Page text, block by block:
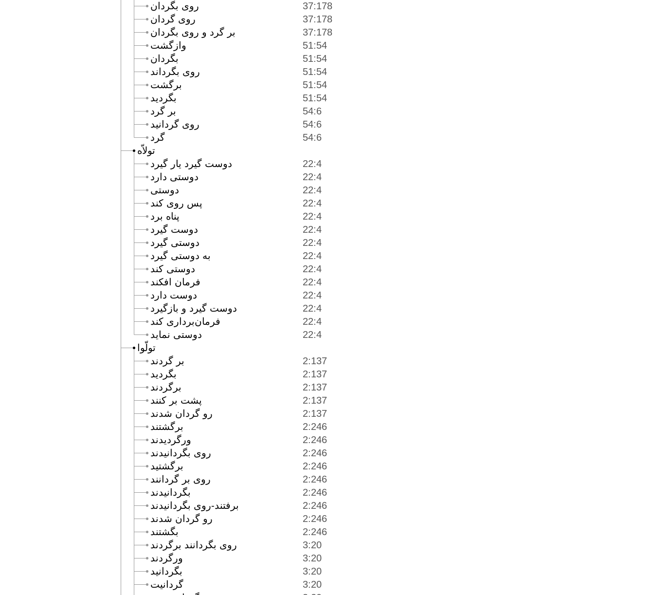
تولاّه
تولّوا
روى بگردان 37:178
روى گردان 37:178
بر گرد و روى بگردان 37:178
وازگشت 51:54
بگردان 51:54
روى بگرداند 51:54
برگشت 51:54
بگرديد 51:54
بر گرد 54:6
روى گردانيد 54:6
گرد 54:6
دوست گيرد يار گيرد 22:4
دوستى دارد 22:4
دوستى 22:4
پس روى كند 22:4
پناه برد 22:4
دوست گيرد 22:4
دوستى گيرد 22:4
به دوستى گيرد 22:4
دوستى كند 22:4
فرمان افكند 22:4
دوست دارد 22:4
دوست گيرد و بازگيرد 22:4
فرمان‌بردارى كند 22:4
دوستى نمايد 22:4
بر گردند 2:137
بگرديد 2:137
برگردند 2:137
پشت بر كنند 2:137
رو گردان شدند 2:137
برگشتند 2:246
ورگرديدند 2:246
روى بگردانيدند 2:246
برگشتيد 2:246
روى بر گردانند 2:246
بگردانيدند 2:246
برفتند-روى بگردانيدند 2:246
رو گردان شدند
2:246
بگشتند
2:246
روى بگردانند برگردند 3:20
ورگردند 3:20
بگردانيد 3:20
گردانيت 3:20